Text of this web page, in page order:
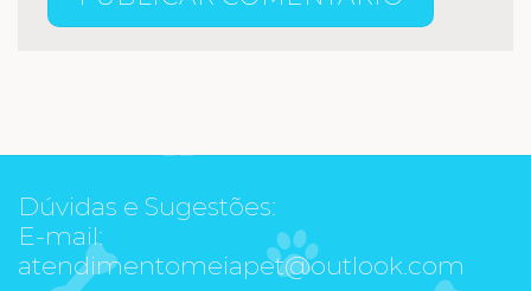
Dúvidas e Sugestões:
E-mail:
atendimentomeiapet@outlook.com